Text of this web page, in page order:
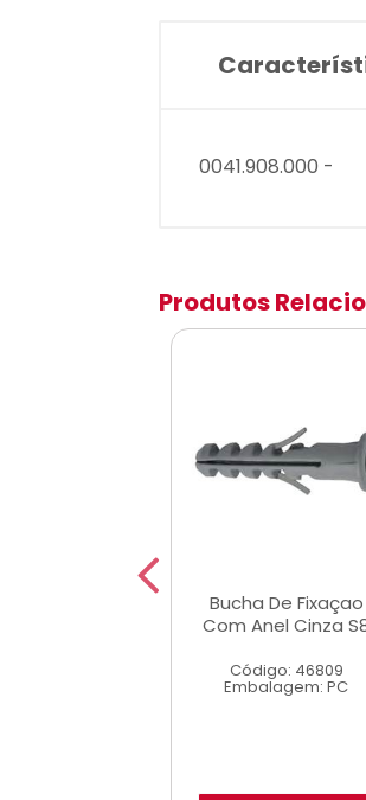
0041.908.000 -
Produtos
Bucha De Fixaçao
Com Anel Cinza
Código: 46809
Embalagem: PC